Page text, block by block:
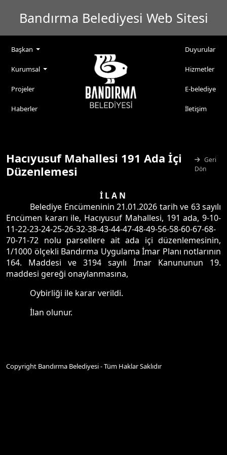
Bandırma Belediyesi Web Sitesi
Başkan
Kurumsal
Projeler
Haberler
Duyurular
Hizmetler
E-belediye
İletişim
Hacıyusuf Mahallesi 191 Ada İçi
Düzenlemesi
Geri
Dön
İ L A N
Belediye Encümeninin 21.01.2026 tarih ve 63 sayılı
Encümen kararı ile, Hacıyusuf Mahallesi, 191 ada, 9-10-
11-22-23-24-25-26-32-38-43-44-47-48-49-56-58-60-67-68-
70-71-72 nolu parsellere ait ada içi düzenlemesinin,
1/1000 ölçekli Bandırma Uygulama İmar Planı notlarının
164. Maddesi ve 3194 sayılı İmar Kanununun 19.
maddesi gereği onaylanmasına,
Oybirliği ile karar verildi.
İlan olunur.
Copyright Bandırma Belediyesi - Tüm Haklar Saklıdır